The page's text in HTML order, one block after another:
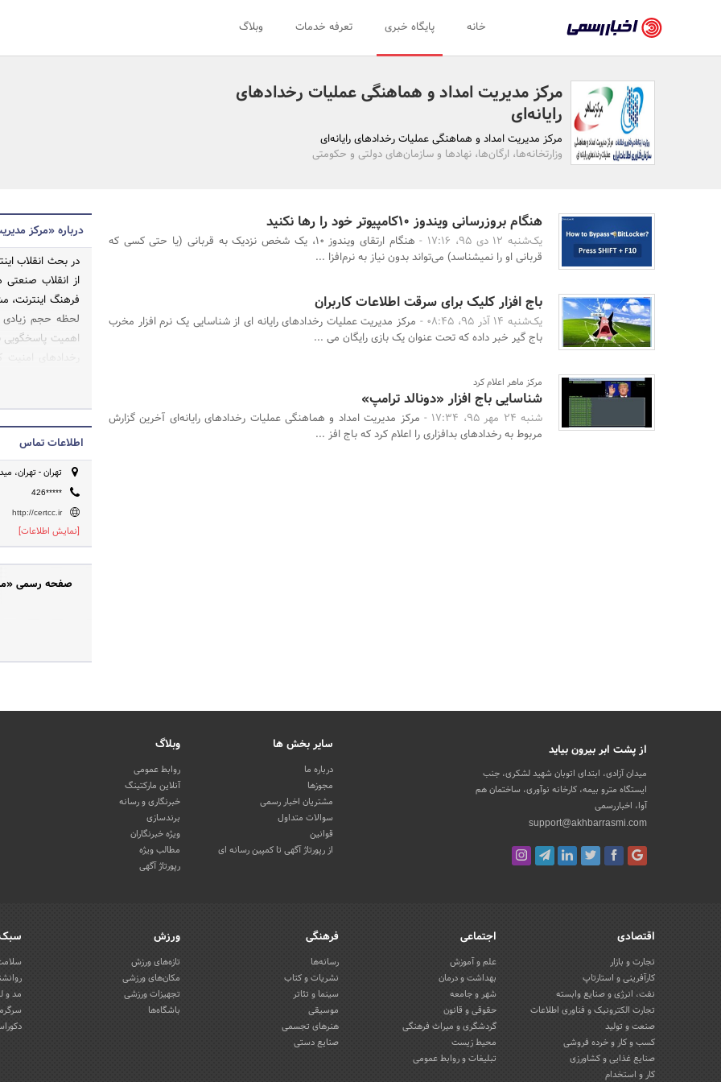
رسمی
اخبار
تایید
شده
سازمان‌ها
روابط
عمومی‌ها
خانه پایگاه خبری تعرفه خدمات وبلاگ
مرکز مدیریت امداد و هماهنگی عملیات رخدادهای
رایانه‌ای
مرکز مدیریت امداد و هماهنگی عملیات رخدادهای رایانه‌ای
وزارتخانه‌ها، ارگان‌ها، نهادها و سازمان‌های دولتی و حکومتی
هنگام بروزرسانی ویندوز 10کامپیوتر خود را رها نکنید
یک‌شنبه 12 دی 95، 17:16 -
هنگام ارتقای ویندوز 10، یک شخص نزدیک به قربانی (یا حتی کسی که
قربانی او را نمی‏شناسد) می‌تواند بدون نیاز به نرم‌افزا ...
باج افزار کلیک برای سرقت اطلاعات کاربران
یک‌شنبه 14 آذر 95، 08:45 -
مرکز مدیریت عملیات رخدادهای رایانه ای از شناسایی یک نرم افزار مخرب
باج گیر خبر داده که تحت عنوان یک بازی رایگان می ...
مرکز ماهر اعلام کرد
شناسایی باج افزار «دونالد ترامپ»
شنبه 24 مهر 95، 17:34 -
مرکز مدیریت امداد و هماهنگی عملیات رخدادهای رایانه‌ای آخرین گزارش
مربوط به رخدادهای بدافزاری را اعلام کرد که باج افز ...
درباره «مرکز
در بحث انقلاب
از انقلاب
فرهنگ اینترنت،
لحظه حجم زیادی
اهمیت پاسخگویی
در سطح
اطلاعات کرده است.
اطلاعات تماس
تهران - تهران،
426*****
http://certcc.ir
[نمایش اطلاعات]
صفحه رسمی
از پشت ابر بیرون بیاید
میدان آزادی، ابتدای اتوبان شهید لشکری، جنب
ایستگاه مترو بیمه، کارخانه نوآوری، ساختمان هم
آوا، اخباررسمی
support@akhbarrasmi.com
سایر بخش ها
درباره ما
مجوزها
مشتریان اخبار رسمی
سوالات متداول
قوانین
از رپورتاژ آگهی تا کمپین رسانه ای
وبلاگ
روابط عمومی
آنلاین مارکتینگ
خبرنگاری و رسانه
برندسازی
ویژه خبرنگاران
مطالب ویژه
رپورتاژ آگهی
اقتصادی
تجارت و بازار
کارآفرینی و استارتاپ
نفت، انرژی و صنایع وابسته
تجارت الکترونیک و فناوری اطلاعات
صنعت و تولید
کسب و کار و خرده فروشی
صنایع غذایی و کشاورزی
کار و استخدام
اجتماعی
علم و آموزش
بهداشت و درمان
شهر و جامعه
حقوقی و قانون
گردشگری و میراث فرهنگی
محیط زیست
تبلیغات و روابط عمومی
فرهنگی
رسانه‌ها
نشریات و کتاب
سینما و تئاتر
موسیقی
هنرهای تجسمی
صنایع دستی
ورزش
تازه‌های ورزش
مکان‌های ورزشی
تجهیزات ورزشی
باشگاه‌ها
مد و